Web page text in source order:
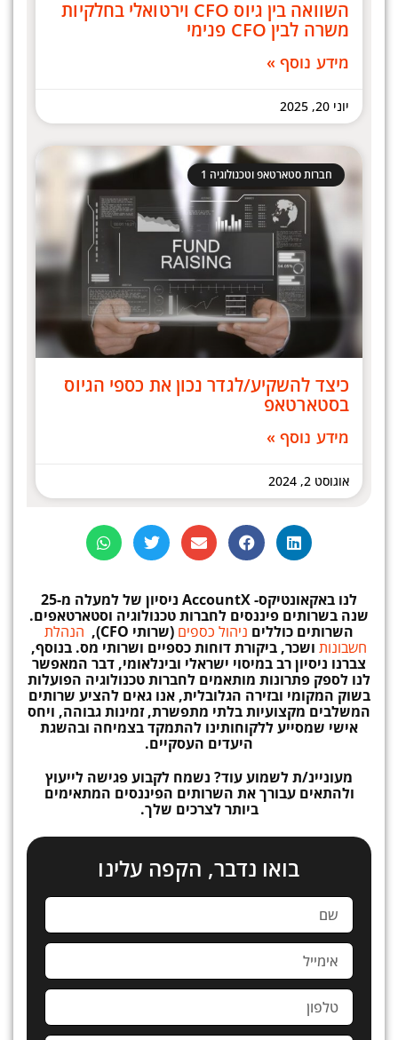
השוואה בין גיוס CFO וירטואלי בחלקיות
משרה לבין CFO פנימי
מידע נוסף »
יוני 20, 2025
חברות סטארטאפ וטכנולוגיה 1
כיצד להשקיע/לגדר נכון את כספי הגיוס
בסטארטאפ
מידע נוסף »
אוגוסט 2, 2024
לנו באקאונטיקס-AccountX ניסיון
של למעלה מ-25
שנה בשרותים פיננסים לחברות טכנולוגיה וסטארטאפים.
השרותים כוללים ניהול כספים (שרותי CFO),
הנהלת
חשבונות ושכר, ביקורת דוחות כספיים ושרותי מס. בנוסף,
צברנו ניסיון רב במיסוי ישראלי ובינלאומי, דבר המאפשר
לנו לספק פתרונות מותאמים לחברות טכנולוגיה הפועלות
בשוק המקומי ובזירה הגלובלית, אנו גאים להציע שרותים
המשלבים מקצועיות בלתי מתפשרת, זמינות גבוהה, ויחס
אישי שמסייע ללקוחותינו להתמקד בצמיחה ובהשגת
היעדים העסקיים.
מעוניינ/ת לשמוע עוד? נשמח לקבוע פגישה לייעוץ
ולהתאים עבורך את השרותים הפיננסים המתאימים
ביותר לצרכים שלך.
בואו נדבר, הקפה עלינו